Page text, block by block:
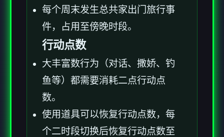
每个周末发生总共家出门旅行事
件，占用至傍晚时段。
行动点数
大丰富数行为（对话、撒娇、钓
鱼等）都需要消耗二点行动点
数。
使用道具可以恢复行动点数，每
个二时段切换后恢复行动点数至